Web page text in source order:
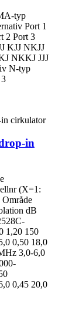
typ
Port 1
2 Port 3
KJJ NKJJ
NKKJ JJJ
N-typ
in
(X=1:
dB
1,20 150
0,50 18,0
3,0-6,0
0,45 20,0